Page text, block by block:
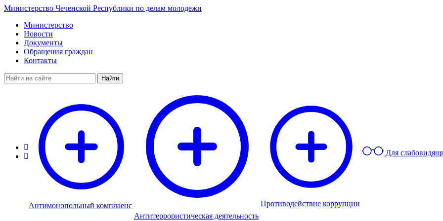
Министерство Чеченской Республики по делам молодежи
Министерство
Новости
Документы
Обращения граждан
Контакты
Найти
Антимонопольный комплаенс
Антитеррористическая деятельность
Противодействие коррупции
Для